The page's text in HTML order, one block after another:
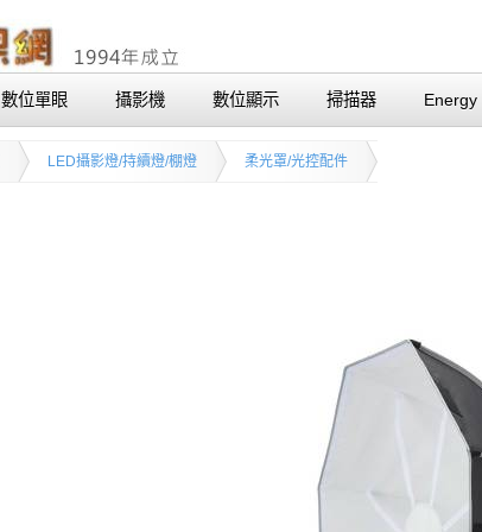
數位單眼 攝影機 數位顯示 掃描器 Energy
LED攝影燈/持續燈/棚燈 柔光罩/光控配件